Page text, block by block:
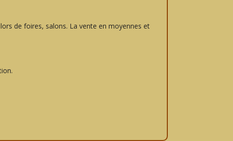
de foires, salons. La vente en moyennes et